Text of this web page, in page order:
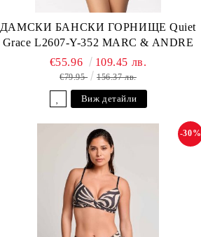
ДАМСКИ БАНСКИ ГОРНИЩЕ Quiet
Grace L2607-Y-352 MARC & ANDRE
€55.96 109.45 лв.
€79.95 156.37 лв.
Виж детайли
-30%